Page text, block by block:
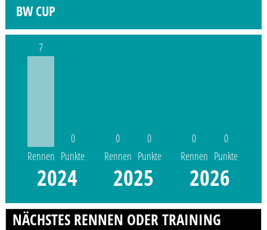
BW CUP
7
Rennen
0
Punkte
2024
0
Rennen
0
Punkte
2025
0
Rennen
0
Punkte
2026
NÄCHSTES RENNEN ODER TRAINING